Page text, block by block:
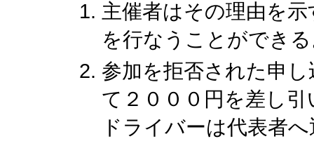
主催者はその理由を
を行なうことができ
参加を拒否された申
て２０００円を差し
ドライバーは代表者